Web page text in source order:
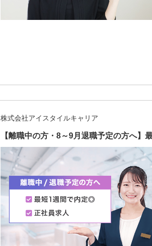
株式会社アイスタイルキャリア
【離職中の方・8～9月退職予定の方へ